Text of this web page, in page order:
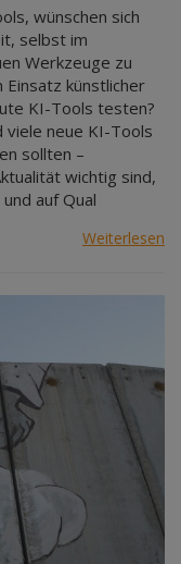
wünschen sich
selbst im
Werkzeuge zu
Einsatz künstlicher
KI-Tools testen?
viele neue KI-Tools
sollten –
wichtig sind,
auf Qual
Weiterlesen